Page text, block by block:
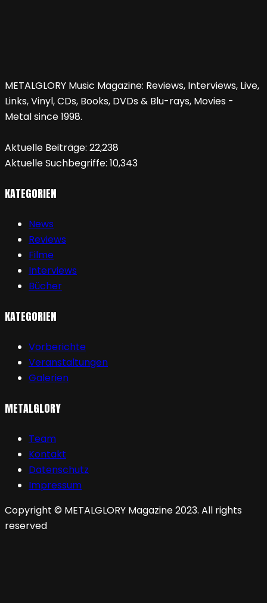
METALGLORY Music Magazine: Reviews, Interviews, Live,
Links, Vinyl, CDs, Books, DVDs & Blu-rays, Movies -
Metal since 1998.
Aktuelle Beiträge: 22,238
Aktuelle Suchbegriffe: 10,343
KATEGORIEN
News
Reviews
Filme
Interviews
Bücher
KATEGORIEN
Vorberichte
Veranstaltungen
Galerien
METALGLORY
Team
Kontakt
Datenschutz
Impressum
Copyright © METALGLORY Magazine 2023. All rights
reserved